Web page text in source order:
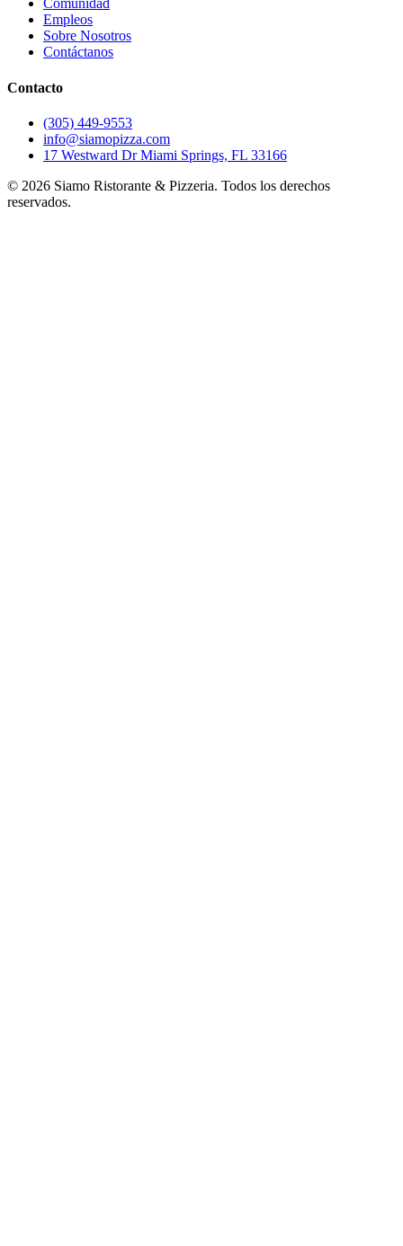
Comunidad
Empleos
Sobre Nosotros
Contáctanos
Contacto
(305) 449-9553
info@siamopizza.com
17 Westward Dr Miami Springs, FL 33166
© 2026 Siamo Ristorante & Pizzeria. Todos los derechos
reservados.